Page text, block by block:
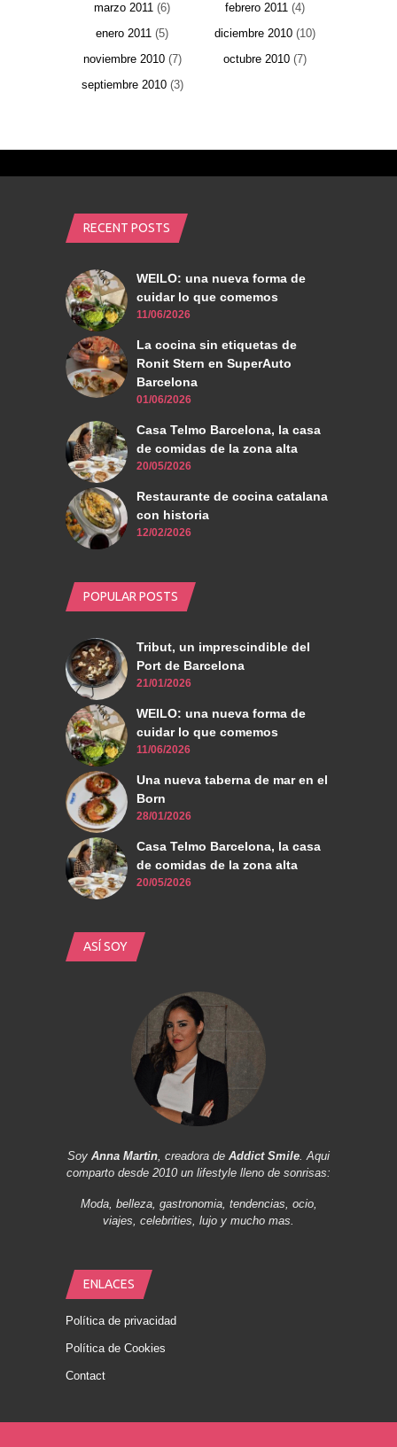
marzo 2011 (6) febrero 2011 (4)
enero 2011 (5) diciembre 2010 (10)
noviembre 2010(7) octubre 2010 (7)
septiembre 2010(3)
RECENT POSTS
WEILO: una nueva forma de
cuidar lo que comemos
11/06/2026
La cocina sin etiquetas de
Ronit Stern en SuperAuto
Barcelona
01/06/2026
Casa Telmo Barcelona, la casa
de comidas de la zona alta
20/05/2026
Restaurante de cocina catalana
con historia
12/02/2026
POPULAR POSTS
Tribut, un imprescindible del
Port de Barcelona
21/01/2026
WEILO: una nueva forma de
cuidar lo que comemos
11/06/2026
Una nueva taberna de mar en el
Born
28/01/2026
Casa Telmo Barcelona, la casa
de comidas de la zona alta
20/05/2026
ASÍ SOY
Soy Anna Martin, creadora de Addict Smile. Aqui
comparto desde 2010 un lifestyle lleno de sonrisas:
Moda, belleza, gastronomia, tendencias, ocio,
viajes, celebrities, lujo y mucho mas.
ENLACES
Política de privacidad
Política de Cookies
Contact